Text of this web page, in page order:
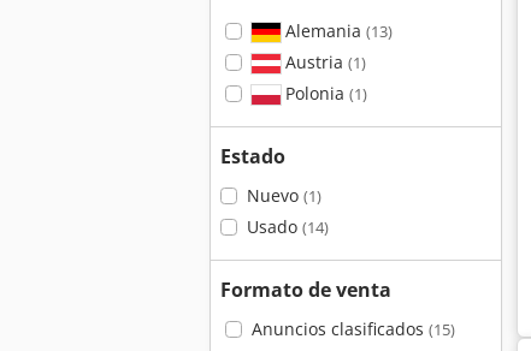
Alemania (13)
Austria (1)
Polonia (1)
Estado
Nuevo (1)
Usado (14)
Formato de venta
Anuncios clasificados (15)